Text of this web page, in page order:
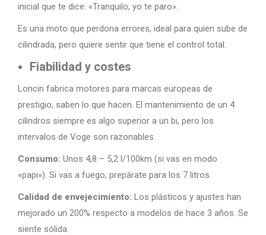
inicial que te dice: «Tranquilo, yo te paro».
Es una moto que perdona errores, ideal para quien sube de
cilindrada, pero quiere sentir que tiene el control total.
Fiabilidad y costes
Loncin fabrica motores para marcas europeas de
prestigio; saben lo que hacen. El mantenimiento de un 4
cilindros siempre es algo superior a un bi, pero los
intervalos de Voge son razonables.
Consumo: Unos 4,8 – 5,2 l/100km (si vas en modo
«papi»). Si vas a fuego, prepárate para los 7 litros.
Calidad de envejecimiento: Los plásticos y ajustes han
mejorado un 200% respecto a modelos de hace 3 años. Se
siente sólida.